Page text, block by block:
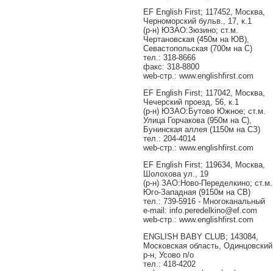
EF English First; 117452, Москва,
Черноморский бульв., 17, к.1
(р-н) ЮЗАО:Зюзино; ст.м.
Чертановская (450м на ЮВ),
Севастопольская (700м на С)
тел.: 318-8666
факс: 318-8800
web-стр.: www.englishfirst.com
EF English First; 117042, Москва,
Чечерский проезд, 56, к.1
(р-н) ЮЗАО:Бутово Южное; ст.м.
Улица Горчакова (950м на С),
Бунинская аллея (1150м на СЗ)
тел.: 204-4014
web-стр.: www.englishfirst.com
EF English First; 119634, Москва,
Шолохова ул., 19
(р-н) ЗАО:Ново-Переделкино; ст.м.
Юго-Западная (9150м на СВ)
тел.: 739-5916 - Многоканальный
e-mail: info.peredelkino@ef.com
web-стр.: www.englishfirst.com
ENGLISH BABY CLUB; 143084,
Московская область, Одинцовский
р-н, Усово п/о
тел.: 418-4202